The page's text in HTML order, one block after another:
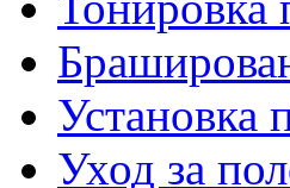
Установка
Уход за